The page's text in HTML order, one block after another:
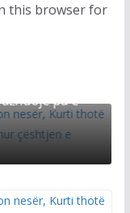
this browser for
nesër,
pa e